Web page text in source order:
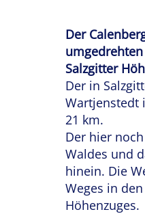
Der
Salzgitter
Der in
Wartjenstedt
21 km.
Der hier
Waldes und
hinein. Die
Weges in
Höhenzuges.